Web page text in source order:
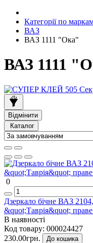
Категорії по
ВАЗ
ВАЗ 1111 "Ока"
ВАЗ 1111
Відмінити
Каталог
0
Дзеркало бічне ВАЗ
&quot;Таврія&quot;
В наявності
Код товару: 000024427
230.00грн.
До кошика